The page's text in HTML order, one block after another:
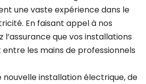
une vaste expérience dans le
En faisant appel à nos
l’assurance que vos installations
les mains de professionnels
nouvelle installation électrique, de